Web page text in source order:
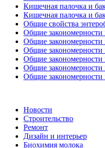
Кишечная палочка и
Кишечная палочка и
Общие свойства
Общие закономерности
Общие закономерности
Общие закономерности
Общие закономерности
Общие закономерности
Общие закономерности
Новости
Строительство
Ремонт
Дизайн и интерьер
Биохимия молока